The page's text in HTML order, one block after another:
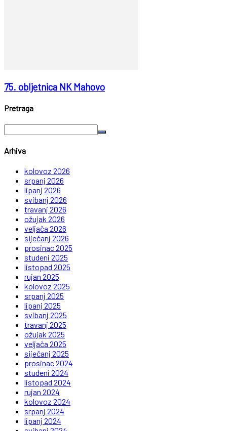
75. obljetnica NK Mahovo
Pretraga
Arhiva
kolovoz 2026
srpanj 2026
lipanj 2026
svibanj 2026
travanj 2026
ožujak 2026
veljača 2026
siječanj 2026
prosinac 2025
studeni 2025
listopad 2025
rujan 2025
kolovoz 2025
srpanj 2025
lipanj 2025
svibanj 2025
travanj 2025
ožujak 2025
veljača 2025
siječanj 2025
prosinac 2024
studeni 2024
listopad 2024
rujan 2024
kolovoz 2024
srpanj 2024
lipanj 2024